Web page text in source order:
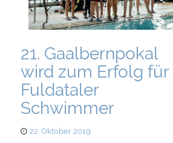
21. Gaalbernpokal
wird zum Erfolg für
Fuldataler
Schwimmer
Posted
22. Oktober 2019